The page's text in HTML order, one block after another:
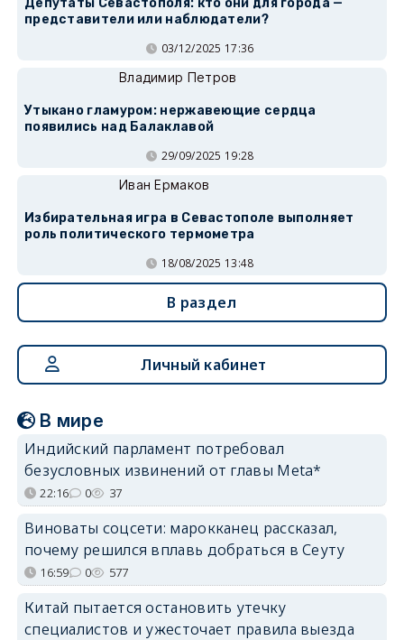
Депутаты Севастополя: кто они для города —
представители или наблюдатели?
03/12/2025 17:36
Владимир Петров
Утыкано гламуром: нержавеющие сердца
появились над Балаклавой
29/09/2025 19:28
Иван Ермаков
Избирательная игра в Севастополе выполняет
роль политического термометра
18/08/2025 13:48
В раздел
Личный кабинет
В мире
Индийский парламент потребовал
безусловных извинений от главы Meta*
22:16 0 37
Виноваты соцсети: марокканец рассказал,
почему решился вплавь добраться в Сеуту
16:59 0 577
Китай пытается остановить утечку
специалистов и ужесточает правила выезда